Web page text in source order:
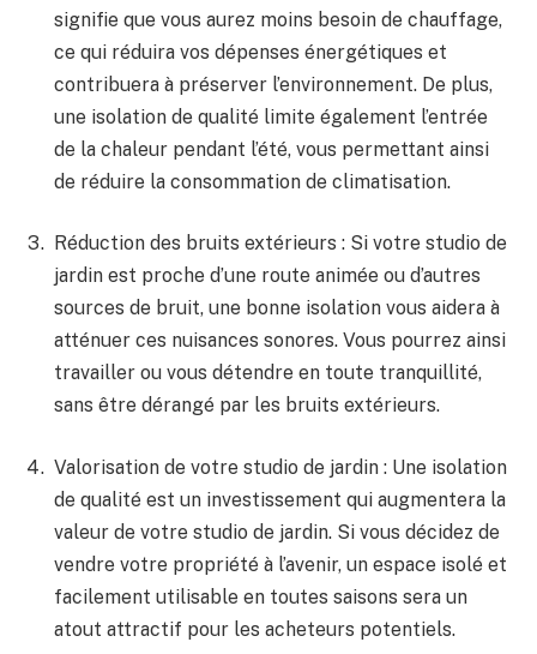
signifie que vous⁣ aurez moins besoin de chauffage,
ce ⁢qui‍ réduira vos‍ dépenses énergétiques et
contribuera à ⁢préserver l’environnement. De plus,
‍une isolation de qualité limite‌ également l’entrée⁢
de‌ la chaleur pendant l’été, vous permettant ainsi
‍de réduire ​la ⁣consommation de climatisation.
Réduction​ des bruits extérieurs‌ : Si votre studio de
jardin est proche d’une route animée ou d’autres
sources de bruit, une​ bonne isolation vous ‌aidera à
atténuer​ ces nuisances sonores. Vous pourrez ainsi
travailler ou vous détendre ‌en toute tranquillité,
sans​ être dérangé par les bruits extérieurs.
Valorisation de votre ‍studio de jardin⁤ : Une isolation
de qualité⁤ est un investissement qui augmentera la
valeur de votre studio de jardin. Si vous décidez⁢ de
vendre votre⁣ propriété à l’avenir, un espace isolé et
facilement ​utilisable en toutes saisons sera ‌un
atout attractif pour⁣ les acheteurs potentiels.